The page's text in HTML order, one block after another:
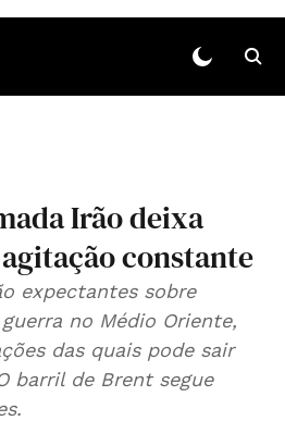
Irão deixa
constante
expectantes sobre
no Médio Oriente,
das quais pode sair
barril de Brent segue